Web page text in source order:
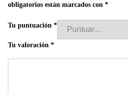
obligatorios están marcados con *
Tu puntuación *
Tu valoración *